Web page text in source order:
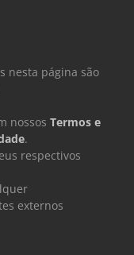
nesta página são
nossos Termos e
.
respectivos
externos